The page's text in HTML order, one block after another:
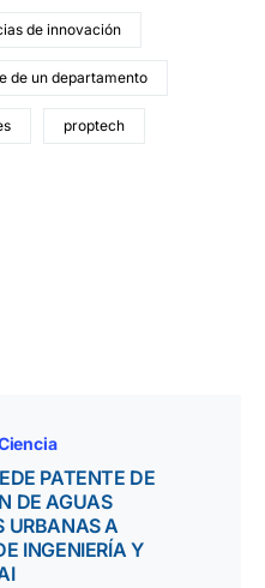
de innovación
de un departamento
proptech
PATENTE DE
DE AGUAS
URBANAS A
INGENIERÍA Y